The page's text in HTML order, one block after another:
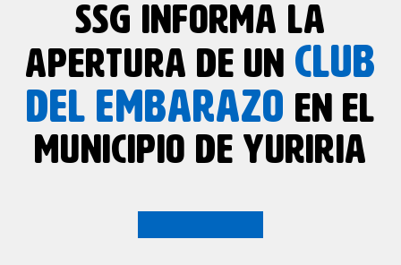
SSG INFORMA LA
APERTURA DE UN CLUB
DEL EMBARAZO EN EL
MUNICIPIO DE YURIRIA